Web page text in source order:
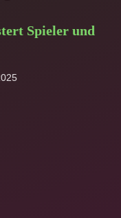
Spieler und